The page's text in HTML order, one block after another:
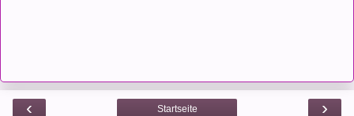
‹ ›
Startseite